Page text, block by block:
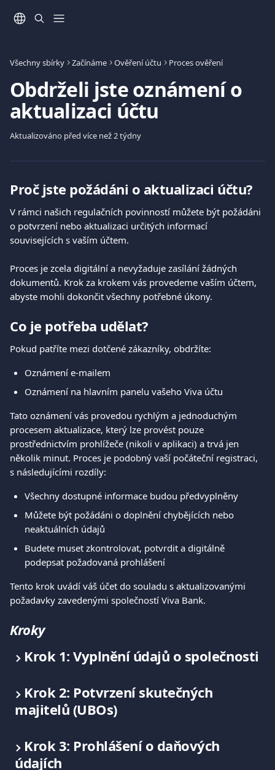
Všechny sbírky Začínáme Ověření účtu Proces ověření
Obdrželi jste oznámení o
aktualizaci účtu
Aktualizováno před více než 2 týdny
Proč jste požádáni o aktualizaci účtu?
V rámci našich regulačních povinností můžete být požádáni
o potvrzení nebo aktualizaci určitých informací
souvisejících s vaším účtem.
Proces je zcela digitální a nevyžaduje zasílání žádných
dokumentů. Krok za krokem vás provedeme vaším účtem,
abyste mohli dokončit všechny potřebné úkony.
Co je potřeba udělat?
Pokud patříte mezi dotčené zákazníky, obdržíte:
Oznámení e-mailem
Oznámení na hlavním panelu vašeho Viva účtu
Tato oznámení vás provedou rychlým a jednoduchým
procesem aktualizace, který lze provést pouze
prostřednictvím prohlížeče (nikoli v aplikaci) a trvá jen
několik minut. Proces je podobný vaší počáteční registraci,
s následujícími rozdíly:
Všechny dostupné informace budou předvyplněny
Můžete být požádáni o doplnění chybějících nebo
neaktuálních údajů
Budete muset zkontrolovat, potvrdit a digitálně
podepsat požadovaná prohlášení
Tento krok uvádí váš účet do souladu s aktualizovanými
požadavky zavedenými společností Viva Bank.
Kroky
Krok 1: Vyplnění údajů o společnosti
Krok 2: Potvrzení skutečných
majitelů (UBOs)
Krok 3: Prohlášení o daňových
údajích